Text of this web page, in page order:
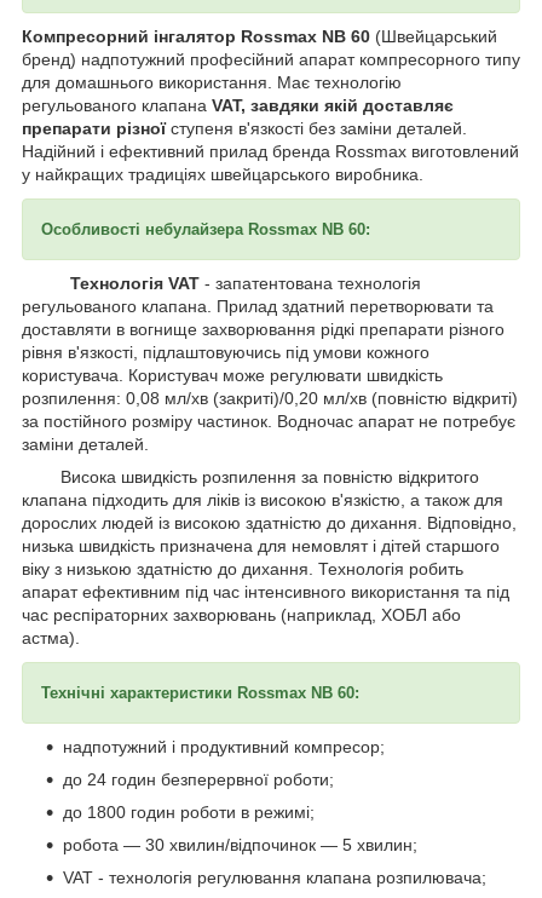
Компресорний інгалятор Rossmax NB 60 (Швейцарський
бренд) надпотужний професійний апарат компресорного типу
для домашнього використання. Має технологію
регульованого клапана VAT, завдяки якій доставляє
препарати різноїступеня в'язкості без заміни деталей.
Надійний і ефективний прилад бренда Rossmax виготовлений
у найкращих традиціях швейцарського виробника.
Особливості небулайзера Rossmax NB 60:
Технологія VAT - запатентована технологія
регульованого клапана. Прилад здатний перетворювати та
доставляти в вогнище захворювання рідкі препарати різного
рівня в'язкості, підлаштовуючись під умови кожного
користувача. Користувач може регулювати швидкість
розпилення: 0,08 мл/хв (закриті)/0,20 мл/хв (повністю відкриті)
за постійного розміру частинок. Водночас апарат не потребує
заміни деталей.
Висока швидкість розпилення за повністю відкритого
клапана підходить для ліків із високою в'язкістю, а також для
дорослих людей із високою здатністю до дихання. Відповідно,
низька швидкість призначена для немовлят і дітей старшого
віку з низькою здатністю до дихання. Технологія робить
апарат ефективним під час інтенсивного використання та під
час респіраторних захворювань (наприклад, ХОБЛ або
астма).
Технічні характеристики Rossmax NB 60:
надпотужний і продуктивний компресор;
до 24 годин безперервної роботи;
до 1800 годин роботи в режимі;
робота — 30 хвилин/відпочинок — 5 хвилин;
VAT - технологія регулювання клапана розпилювача;